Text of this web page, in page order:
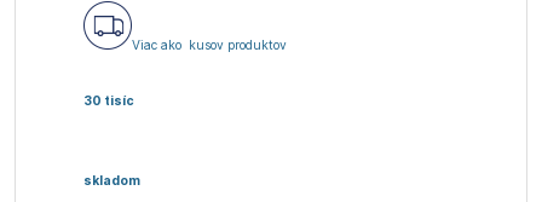
Viac ako
30 tisíc
kusov produktov
skladom